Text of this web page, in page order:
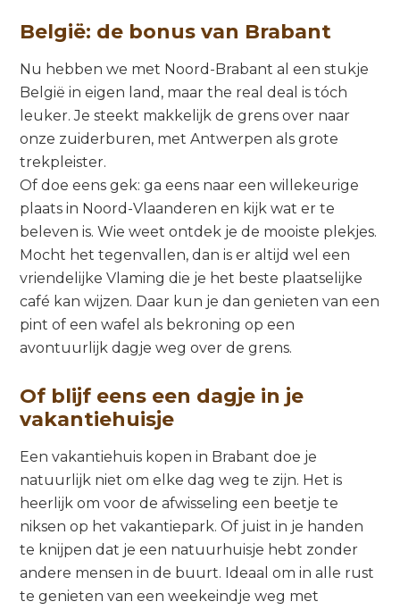
België: de bonus van Brabant
Nu hebben we met Noord-Brabant al een stukje
België in eigen land, maar the real deal is tóch
leuker. Je steekt makkelijk de grens over naar
onze zuiderburen, met Antwerpen als grote
trekpleister.
Of doe eens gek: ga eens naar een willekeurige
plaats in Noord-Vlaanderen en kijk wat er te
beleven is. Wie weet ontdek je de mooiste plekjes.
Mocht het tegenvallen, dan is er altijd wel een
vriendelijke Vlaming die je het beste plaatselijke
café kan wijzen. Daar kun je dan genieten van een
pint of een wafel als bekroning op een
avontuurlijk dagje weg over de grens.
Of blijf eens een dagje in je
vakantiehuisje
Een vakantiehuis kopen in Brabant doe je
natuurlijk niet om elke dag weg te zijn. Het is
heerlijk om voor de afwisseling een beetje te
niksen op het vakantiepark. Of juist in je handen
te knijpen dat je een natuurhuisje hebt zonder
andere mensen in de buurt. Ideaal om in alle rust
te genieten van een weekeindje weg met